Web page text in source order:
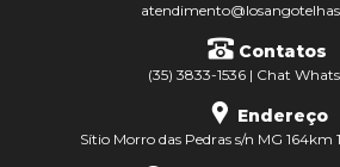
Contatos
(35) 3833-1536 | Chat
Endereço
Sítio Morro das Pedras s/n MG 164km